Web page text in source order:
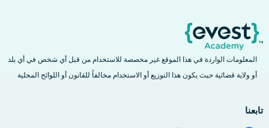
المعلومات الواردة في هذا الموقع غير مخصصة للاستخدام من قبل أي شخص في أي بلد
أو ولاية قضائية حيث يكون هذا التوزيع أو الاستخدام مخالفاً للقانون أو اللوائح المحلية
تابعنا